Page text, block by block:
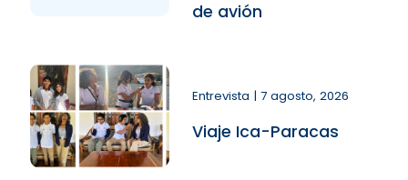
de avión
Entrevista | 7 agosto, 2026
Viaje Ica-Paracas